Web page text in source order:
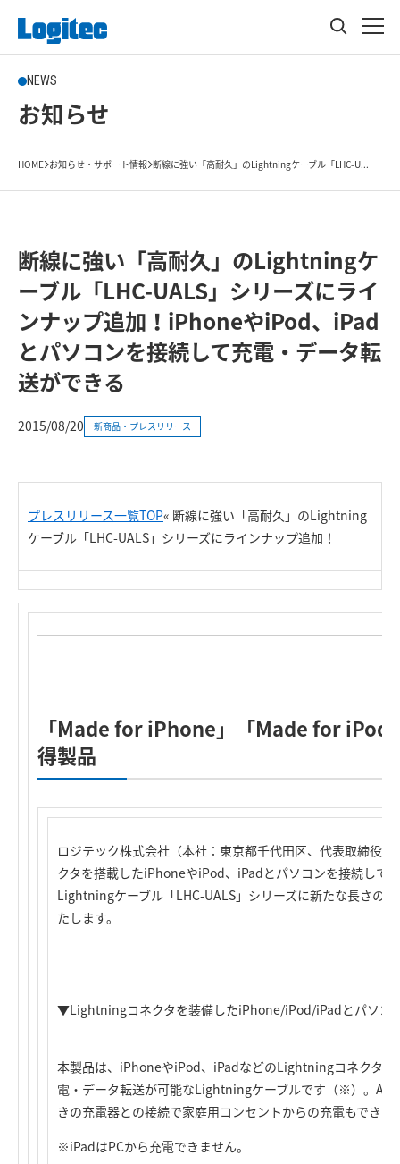
NEWS
お知らせ
HOME お知らせ・サポート情報 断線に強い「高耐久」のLightningケーブル「LHC-U...
断線に強い「高耐久」のLightningケ
ーブル「LHC-UALS」シリーズにライ
ンナップ追加！iPhoneやiPod、iPad
とパソコンを接続して充電・データ転
送ができる
2015/08/20 新商品・プレスリリース
プレスリリース一覧TOP« 断線に強い「高耐久」のLightning
ケーブル「LHC-UALS」シリーズにラインナップ追加！
「Made for iPhone」「Made for
得製品
ロジテック株式会社（本社：東京都千代田区、代表取締役
クタを搭載したiPhoneやiPod、iPadとパソコンを接続して
Lightningケーブル「LHC-UALS」シリーズに新たな長さの
たします。
▼Lightningコネクタを装備したiPhone/iPod/iPadとパソコ
本製品は、iPhoneやiPod、iPadなどのLightningコネクタ搭
電・データ転送が可能なLightningケーブルです（※）。
きの充電器との接続で家庭用コンセントからの充電もできま
※iPadはPCから充電できません。